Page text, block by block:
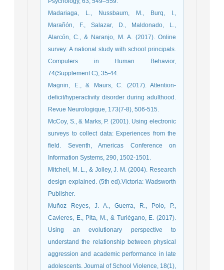
Madariaga, L., Nussbaum, M., Burq, I.,
Marañón, F., Salazar, D., Maldonado, L.,
Alarcón, C., & Naranjo, M. A. (2017). Online
survey: A national study with school principals.
Computers in Human Behavior,
74(Supplement C), 35-44.
Magnin, E., & Maurs, C. (2017). Attention-
deficit/hyperactivity disorder during adulthood.
Revue Neurologique, 173(7-8), 506-515.
McCoy, S., & Marks, P. (2001). Using electronic
surveys to collect data: Experiences from the
field. Seventh, Americas Conference on
Information Systems, 290, 1502-1501.
Mitchell, M. L., & Jolley, J. M. (2004). Research
design explained. (5th ed).Victoria: Wadsworth
Publisher.
Muñoz Reyes, J. A., Guerra, R., Polo, P.,
Cavieres, E., Pita, M., & Turiégano, E. (2017).
Using an evolutionary perspective to
understand the relationship between physical
aggression and academic performance in late
adolescents. Journal of School Violence, 18(1),